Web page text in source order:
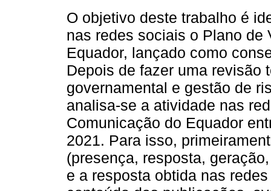
O objetivo deste trabalho é
nas redes sociais o Plano de
Equador, lançado como
Depois de fazer uma revisão
governamental e gestão de
analisa-se a atividade nas
Comunicação do Equador
2021. Para isso,
(presença, resposta,
e a resposta obtida nas